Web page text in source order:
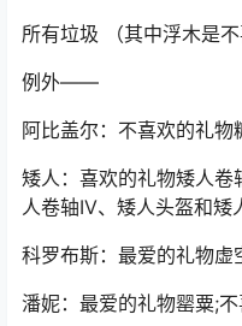
所有垃圾 （其中浮木是不
例外——
阿比盖尔：不喜欢的礼物
矮人：喜欢的礼物矮人卷
人卷轴IV、矮人头盔和矮
科罗布斯：最爱的礼物虚
潘妮：最爱的礼物罂粟;